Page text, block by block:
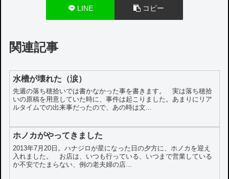
LINE コピー
関連記事
水槽が壊れた（涙）
先週の落ち穂拾いでは書かなかった事を書きます。 実は落ち穂拾
いの原稿を用意していた時に、事件は起こりました。あまりにリア
ルタイムでの出来事だったので、あの時は文...
ホノカがやってきました
2013年7月20日。ハナジロが星になった日の夕方に、ホノカを迎え
入れました。 お店は、いつも行っている、いつまで営業している
か不安でたまらない、例の老夫婦の店...